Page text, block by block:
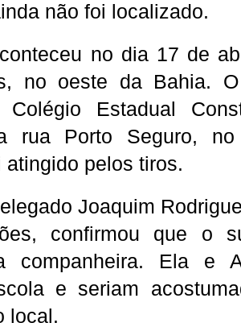
não foi localizado.
no dia 17 de
no oeste da Bahia.
Estadual
rua Porto Seguro,
atingido pelos tiros.
Joaquim
confirmou que o
companheira. Ela e
e seriam
local.